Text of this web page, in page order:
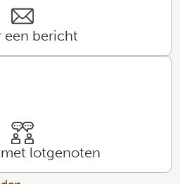
een bericht
lotgenoten